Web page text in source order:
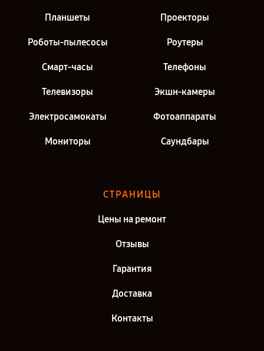
Планшеты Проекторы
Роботы-пылесосы Роутеры
Смарт-часы Телефоны
Телевизоры Экшн-камеры
Электросамокаты Фотоаппараты
Мониторы Саундбары
СТРАНИЦЫ
Цены на ремонт
Отзывы
Гарантия
Доставка
Контакты